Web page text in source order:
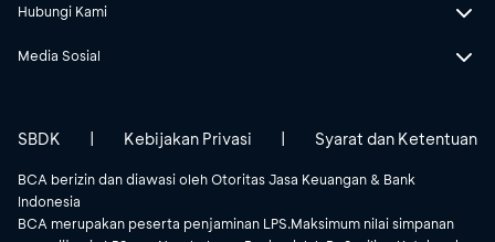
Hubungi Kami
Media Sosial
BCA berizin dan diawasi oleh Otoritas Jasa Keuangan & Bank
Indonesia
BCA merupakan peserta penjaminan LPS.Maksimum nilai simpanan
SBDK | Kebijakan Privasi | Syarat dan Ketentuan